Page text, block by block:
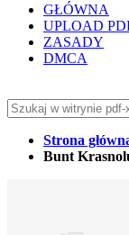
GŁÓWNA
UPLOAD
ZASADY
DMCA
Strona
Bunt